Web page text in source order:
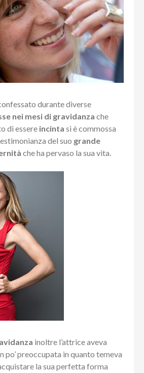
durante diverse
nei mesi di gravidanza che
di essere incinta si è commossa
del suo grande
che ha pervaso la sua vita.
inoltre l’attrice aveva
po’ preoccupata in quanto temeva
la sua perfetta forma